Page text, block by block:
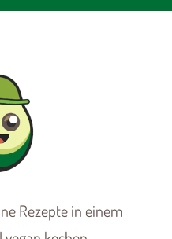
Rezepte in einem